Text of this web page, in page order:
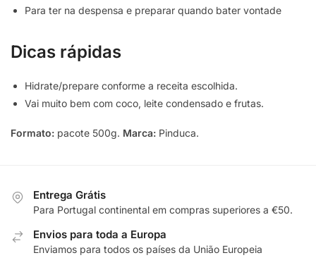
Para ter na despensa e preparar quando bater vontade
Dicas rápidas
Hidrate/prepare conforme a receita escolhida.
Vai muito bem com coco, leite condensado e frutas.
Formato: pacote 500g. Marca: Pinduca.
Entrega Grátis
Para Portugal continental em compras superiores a €50.
Envios para toda a Europa
Enviamos para todos os países da União Europeia